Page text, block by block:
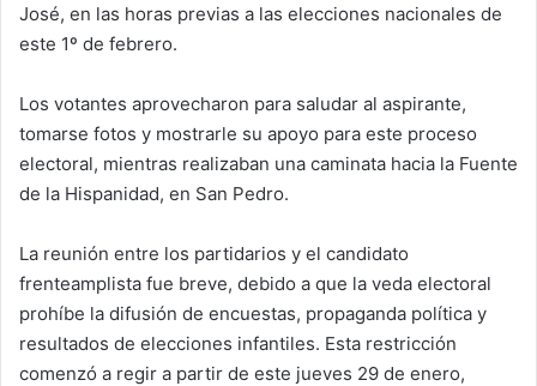
José, en las horas previas a las elecciones nacionales de
este 1º de febrero.
Los votantes aprovecharon para saludar al aspirante,
tomarse fotos y mostrarle su apoyo para este proceso
electoral, mientras realizaban una caminata hacia la Fuente
de la Hispanidad, en San Pedro.
La reunión entre los partidarios y el candidato
frenteamplista fue breve, debido a que la veda electoral
prohíbe la difusión de encuestas, propaganda política y
resultados de elecciones infantiles. Esta restricción
comenzó a regir a partir de este jueves 29 de enero,